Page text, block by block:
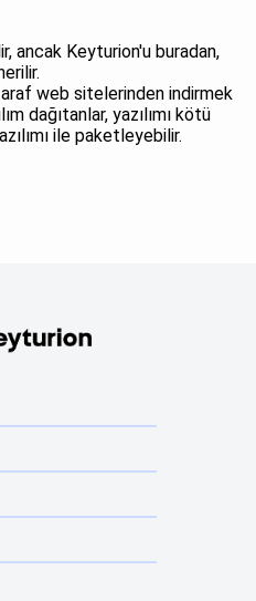
ancak Keyturion'u buradan,
web sitelerinden indirmek
dağıtanlar, yazılımı kötü
ile paketleyebilir.